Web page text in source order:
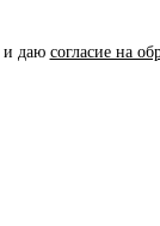
и даю согласие на